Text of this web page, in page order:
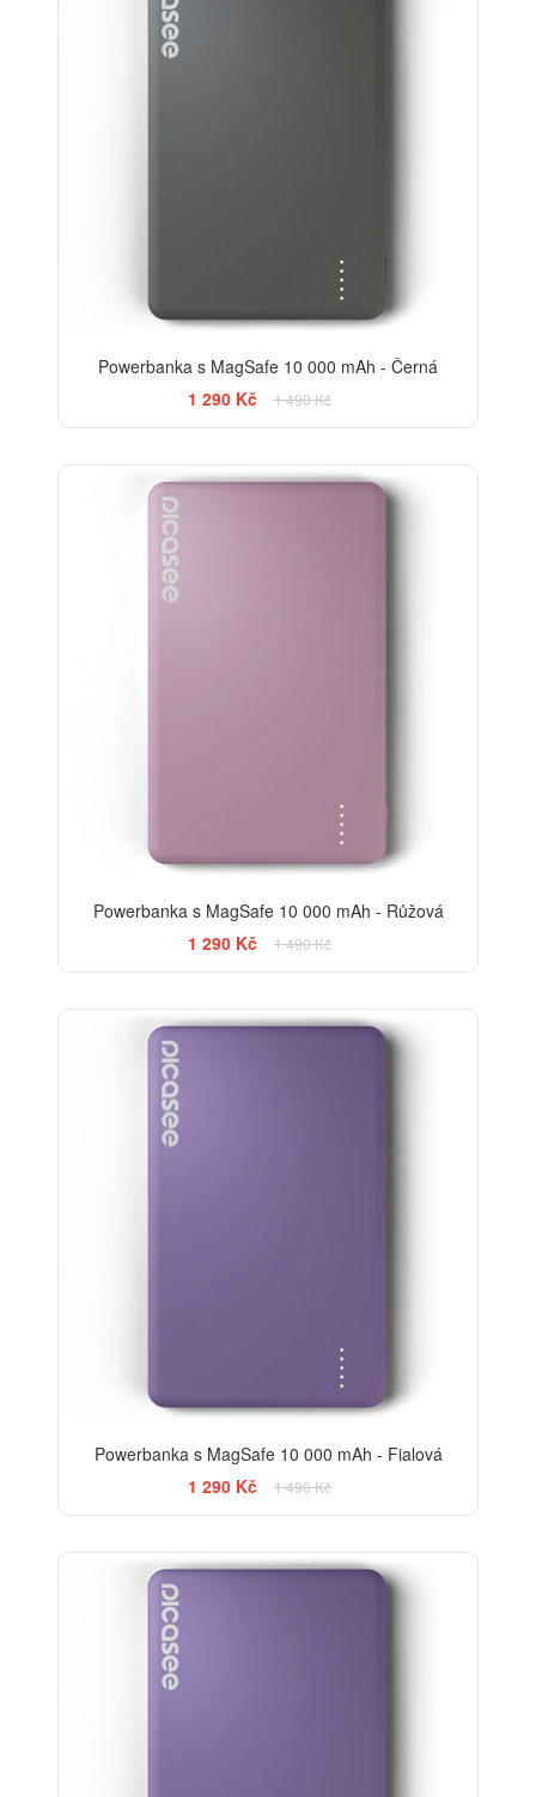
Powerbanka s MagSafe 10 000 mAh - Černá
1 290 Kč
1 490 Kč
Powerbanka s MagSafe 10 000 mAh - Růžová
1 290 Kč
1 490 Kč
Powerbanka s MagSafe 10 000 mAh - Fialová
1 290 Kč
1 490 Kč